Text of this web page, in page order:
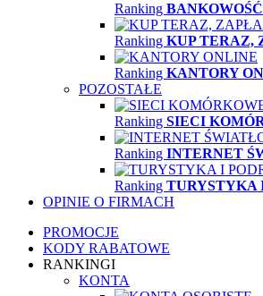
Ranking
Ranking KUP TERAZ,
Ranking KANTORY
POZOSTAŁE
Ranking SIECI
Ranking INTERNET
Ranking TURYSTYKA
OPINIE O FIRMACH
PROMOCJE
KODY RABATOWE
RANKINGI
KONTA